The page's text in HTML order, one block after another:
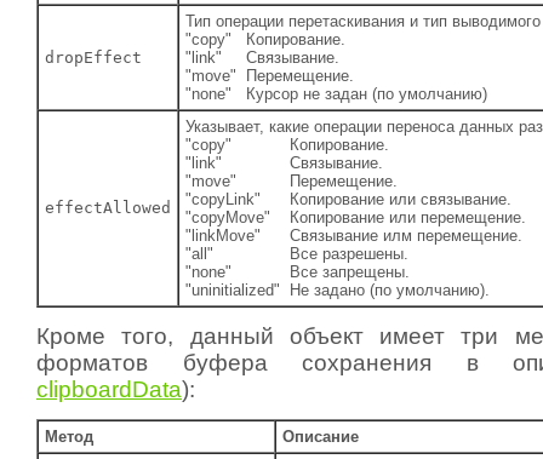
dropEffect
Тип операции перетаскивания и тип
"copy"
Копирование.
"link"
Связывание.
"move"
Перемещение.
"none"
Курсор не задан (по умолчанию)
effectAllowed
Указывает, какие операции переноса данных
"copy"
Копирование.
"link"
Связывание.
"move"
Перемещение.
"copyLink"
Копирование или связывание.
"copyMove"
Копирование или перемещение.
"linkMove"
Связывание илм перемещение.
"all"
Все разрешены.
"none"
Все запрещены.
"uninitialized"
Не задано (по умолчанию).
Кроме того, данный объект имеет три
форматов буфера сохранения в
clipboardData):
Метод Описание